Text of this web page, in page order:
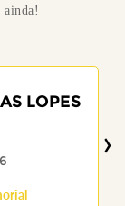
ainda!
LOPES
›